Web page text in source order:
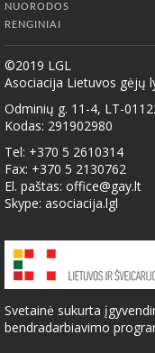
NUORODOS
RENGINIAI
©2019 LGL
Asociacija Lietuvos gėjų
Odminių g. 11-4, LT-
Kodas: 291902980
Tel: +370 5 2610314
Fax: +370 5 2130762
El. paštas: office@gay.lt
Skype: asociacija.lgl
Svetainė sukurta
bendradarbiavimo